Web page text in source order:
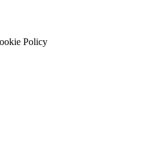
Policy